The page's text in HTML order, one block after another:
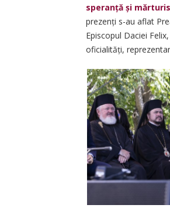
speranță și
prezenți s-au aflat
Episcopul Daciei
oficialități,